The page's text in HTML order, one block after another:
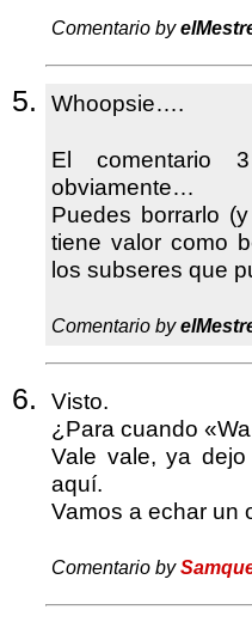
Comentario by
Whoopsie….
El
obviamente…
Puedes borrarlo
tiene valor como
los subseres que
Comentario by
Visto.
¿Para cuando
Vale vale, ya
aquí.
Vamos a echar un
Comentario by